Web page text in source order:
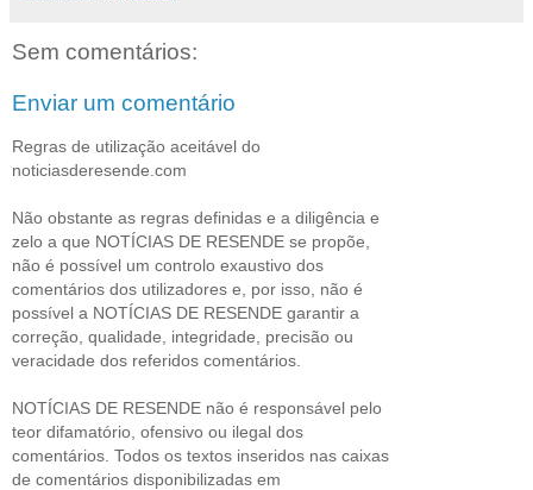
Sem comentários:
Enviar um comentário
Regras de utilização aceitável do
noticiasderesende.com
Não obstante as regras definidas e a diligência e
zelo a que NOTÍCIAS DE RESENDE se propõe,
não é possível um controlo exaustivo dos
comentários dos utilizadores e, por isso, não é
possível a NOTÍCIAS DE RESENDE garantir a
correção, qualidade, integridade, precisão ou
veracidade dos referidos comentários.
NOTÍCIAS DE RESENDE não é responsável pelo
teor difamatório, ofensivo ou ilegal dos
comentários. Todos os textos inseridos nas caixas
de comentários disponibilizadas em